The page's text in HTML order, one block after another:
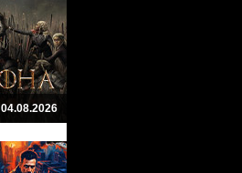
04.08.2026